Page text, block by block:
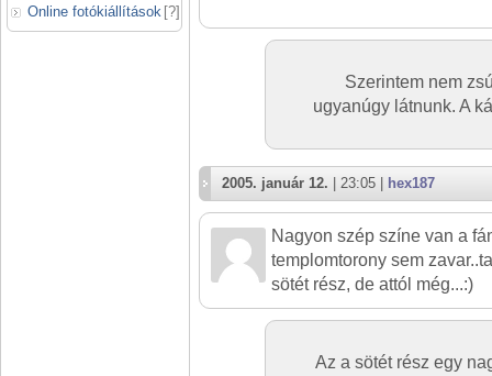
Online fotókiállítások [?]
Szerintem nem
ugyanúgy látnunk. A
2005. január 12. | 23:05 | hex187
Nagyon szép színe van a
templomtorony sem
sötét rész, de attól még...:)
Az a sötét rész egy